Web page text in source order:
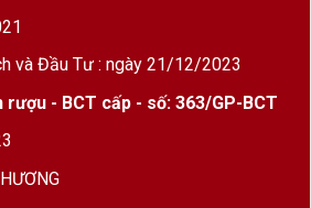
và Đầu Tư : ngày 21/12/2023
rượu - BCT cấp - số: 363/GP-BCT